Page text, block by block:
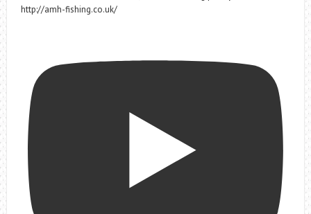
http://amh-fishing.co.uk/